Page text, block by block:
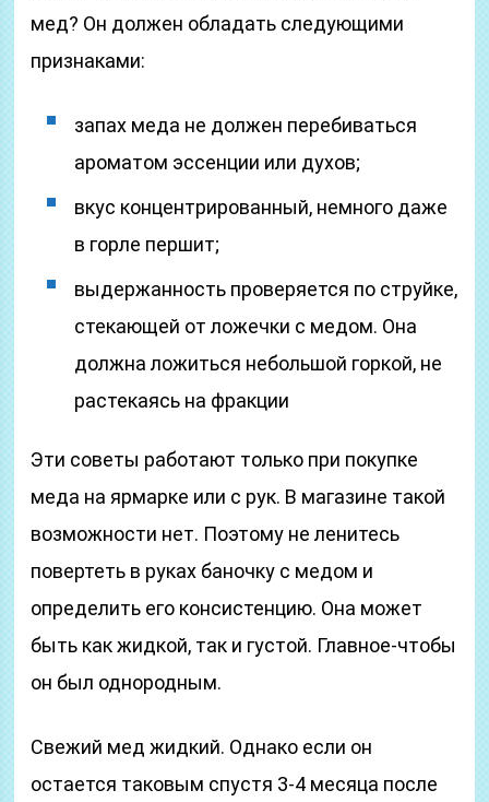
мед? Он должен обладать следующими
признаками:
запах меда не должен перебиваться
ароматом эссенции или духов;
вкус концентрированный, немного даже
в горле першит;
выдержанность проверяется по струйке,
стекающей от ложечки с медом. Она
должна ложиться небольшой горкой, не
растекаясь на фракции
Эти советы работают только при покупке
меда на ярмарке или с рук. В магазине такой
возможности нет. Поэтому не ленитесь
повертеть в руках баночку с медом и
определить его консистенцию. Она может
быть как жидкой, так и густой. Главное-чтобы
он был однородным.
Свежий мед жидкий. Однако если он
остается таковым спустя 3-4 месяца после